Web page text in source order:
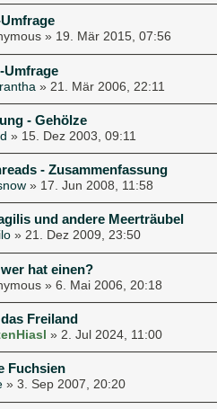
» 19. Mär 2015, 07:56
Umfrage
» 21. Mär 2006, 22:11
- Gehölze
» 15. Dez 2003, 09:11
- Zusammenfassung
» 17. Jun 2008, 11:58
und andere Meerträubel
» 21. Dez 2009, 23:50
hat einen?
» 6. Mai 2006, 20:18
Freiland
» 2. Jul 2024, 11:00
Fuchsien
» 3. Sep 2007, 20:20